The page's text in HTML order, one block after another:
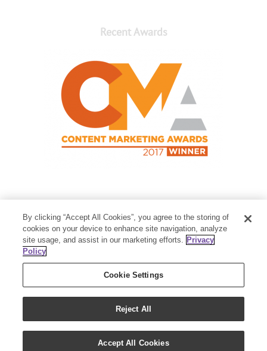
Recent Awards
Member Services:
1-800-371-3515
Thanksgiving Point Business Park
3125 Executive Parkway
Lehi, UT 84043
By clicking “Accept All Cookies”, you agree to the storing of
cookies on your device to enhance site navigation, analyze
site usage, and assist in our marketing efforts. Privacy
Policy
Cookie Settings
Reject All
Accept All Cookies